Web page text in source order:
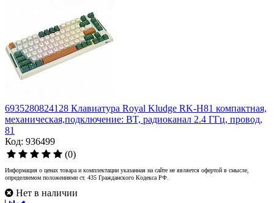
6935280824128 Клавиатура Royal Kludge RK-H81 компактная,
механическая,подключение: BT, радиоканал 2.4 ГГц, провод,
81
Код: 936499
(0)
Информация о ценах товара и комплектации указанная на сайте не является офертой в смысле,
определяемом положениями ст. 435 Гражданского Кодекса РФ.
Нет в наличии